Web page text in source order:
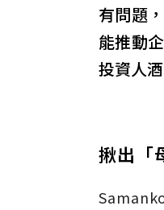
有問題
能推動
投資人
揪出「